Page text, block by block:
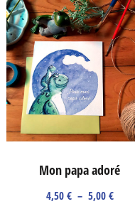
Mon papa adoré
4,50€ – 5,00€Plage